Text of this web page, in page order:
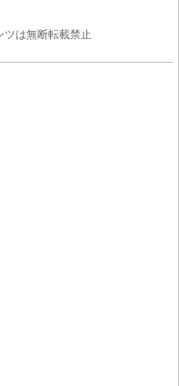
は無断転載禁止